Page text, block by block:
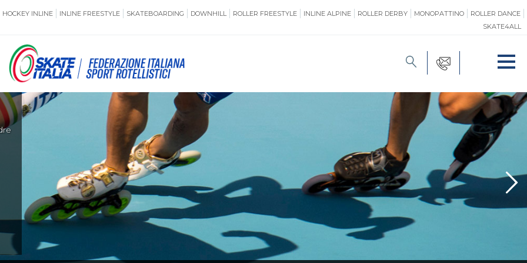
HOCKEY INLINE INLINE FREESTYLE SKATEBOARDING DOWNHILL ROLLER FREESTYLE INLINE ALPINE ROLLER DERBY MONOPATTINO
ROLLER DANCE
SKATE4ALL
FORMAZIONE
TERRITORIO PROMOZIONE
ANTIDOPING ASSICURAZIONE SAFEGUARDING